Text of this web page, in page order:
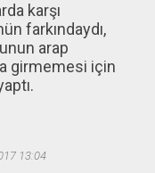
karşı
farkındaydı,
arap
girmemesi için
13:04